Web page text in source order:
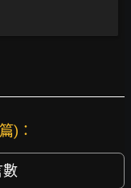
)：
數